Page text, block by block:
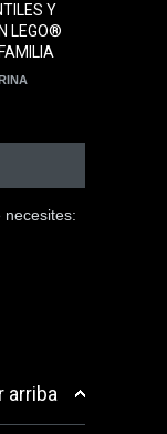
Y
LEGO®
necesites:
arriba